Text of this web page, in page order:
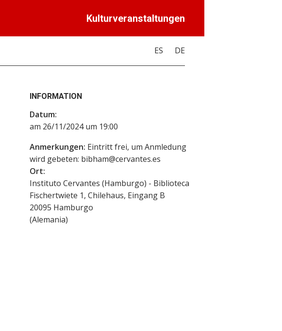
Kulturveranstaltungen
ES DE
INFORMATION
Datum:
am 26/11/2024 um 19:00
Anmerkungen: Eintritt frei, um Anmledung
wird gebeten: bibham@cervantes.es
Ort:
Instituto Cervantes (Hamburgo) - Biblioteca
Fischertwiete 1, Chilehaus, Eingang B
20095 Hamburgo
(Alemania)